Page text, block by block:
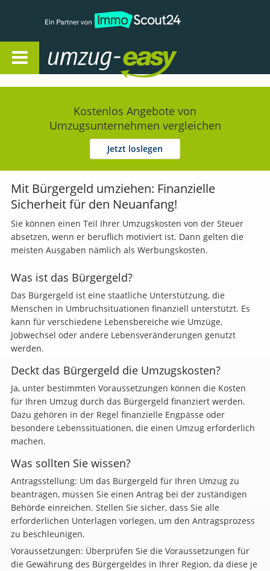
Kostenlos Angebote von
Umzugsunternehmen vergleichen
Jetzt loslegen
Mit Bürgergeld umziehen: Finanzielle
Sicherheit für den Neuanfang!
Sie können einen Teil Ihrer Umzugskosten von der Steuer
absetzen, wenn er beruflich motiviert ist. Dann gelten die
meisten Ausgaben nämlich als Werbungskosten.
Was ist das Bürgergeld?
Das Bürgergeld ist eine staatliche Unterstützung, die
Menschen in Umbruchsituationen finanziell unterstützt. Es
kann für verschiedene Lebensbereiche wie Umzüge,
Jobwechsel oder andere Lebensveränderungen genutzt
werden.
Deckt das Bürgergeld die Umzugskosten?
Ja, unter bestimmten Voraussetzungen können die Kosten
für Ihren Umzug durch das Bürgergeld finanziert werden.
Dazu gehören in der Regel finanzielle Engpässe oder
besondere Lebenssituationen, die einen Umzug erforderlich
machen.
Was sollten Sie wissen?
Antragsstellung: Um das Bürgergeld für Ihren Umzug zu
beantragen, müssen Sie einen Antrag bei der zuständigen
Behörde einreichen. Stellen Sie sicher, dass Sie alle
erforderlichen Unterlagen vorlegen, um den Antragsprozess
zu beschleunigen.
Voraussetzungen: Überprüfen Sie die Voraussetzungen für
die Gewährung des Bürgergeldes in Ihrer Region, da diese je